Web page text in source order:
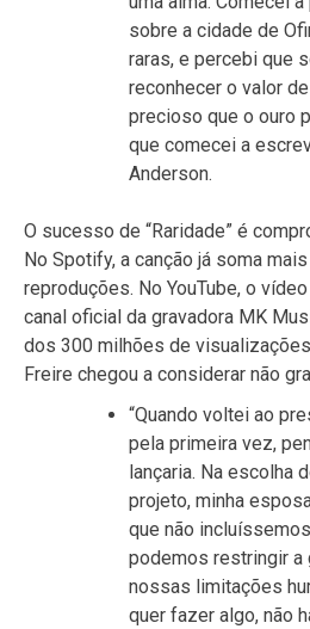
sobre a cidade de
raras, e percebi que
reconhecer o valor
precioso que o ouro
que comecei a
Anderson.
O sucesso de “Raridade” é
No Spotify, a canção já soma
reproduções. No YouTube, o
canal oficial da gravadora MK
dos 300 milhões de
Freire chegou a considerar não
“Quando voltei ao
pela primeira vez,
lançaria. Na escolha
projeto, minha
que não
podemos restringir a
nossas limitações
quer fazer algo, não